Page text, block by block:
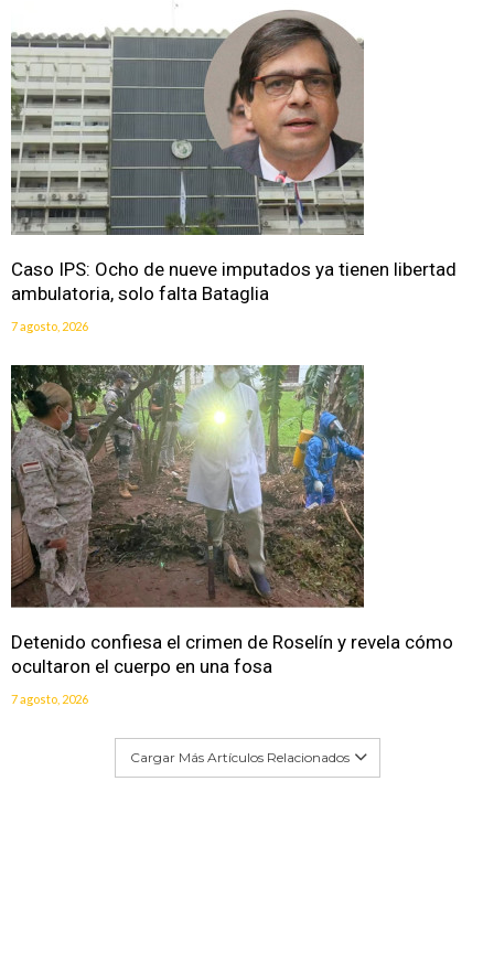
Caso IPS: Ocho de nueve imputados ya tienen libertad
ambulatoria, solo falta Bataglia
7 agosto, 2026
Detenido confiesa el crimen de Roselín y revela cómo
ocultaron el cuerpo en una fosa
7 agosto, 2026
Cargar Más Artículos Relacionados